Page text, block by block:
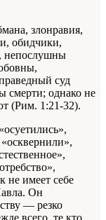
злонравия,
обидчики,
непослушны
суд
смерти; однако не
(Рим. 1:21-32).
не имеет себе
Он
— резко
всего, те кто